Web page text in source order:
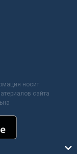
носит
сайта